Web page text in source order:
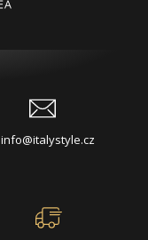
info@italystyle.cz